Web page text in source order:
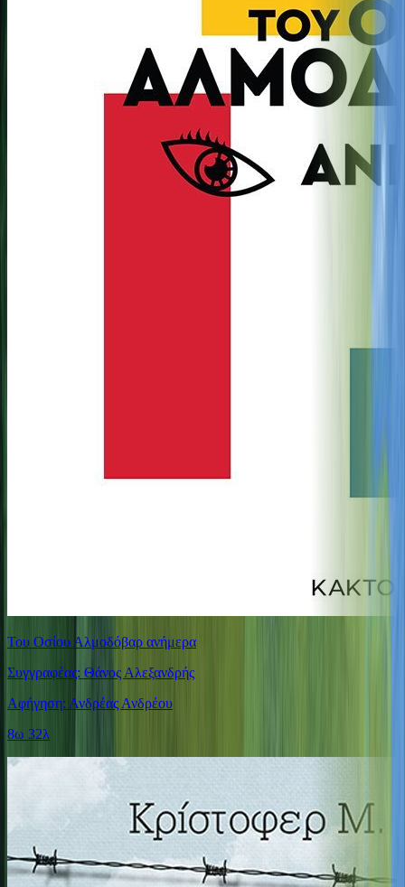
Του Οσίου Αλμοδόβαρ ανήμερα
Συγγραφέας: Θάνος Αλεξανδρής
Αφήγηση: Ανδρέας Ανδρέου
8ω 32λ